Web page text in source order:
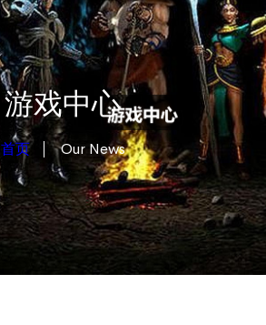
游戏中心
首页 Our News